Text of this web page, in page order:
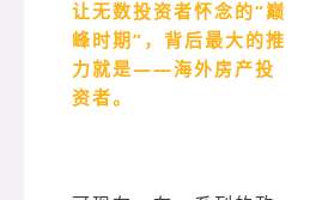
让无数投资者怀念的“巅
峰时期”，背后最大的推
力就是——海外房产投
资者。